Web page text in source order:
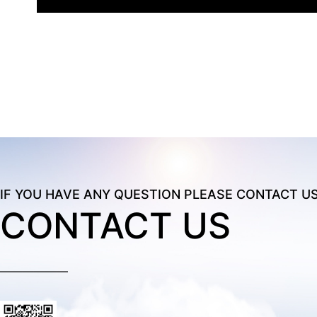
IF YOU HAVE ANY QUESTION PLEASE CONTACT
CONTACT US
——————